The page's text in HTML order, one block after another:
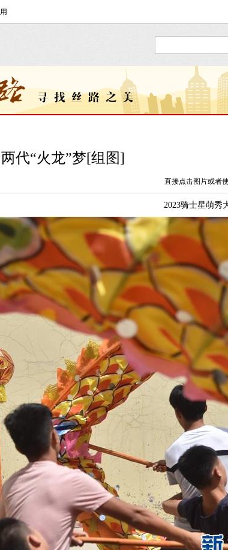
代“火龙”梦[组图]
直接点击图片或者